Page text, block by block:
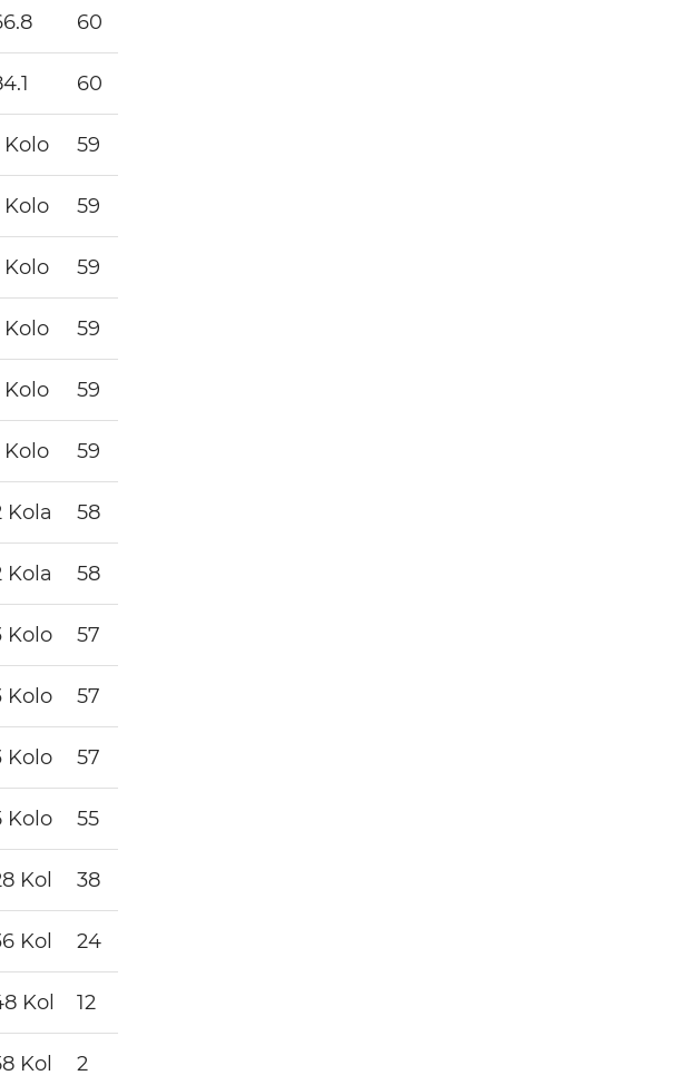
60
60
Kolo 59
Kolo 59
Kolo 59
Kolo 59
Kolo 59
Kolo 59
Kola 58
Kola 58
Kolo 57
Kolo 57
Kolo 57
Kolo 55
Kol 38
Kol 24
Kol 12
Kol 2